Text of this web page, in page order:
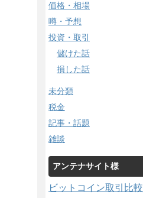
価格・相場
噂・予想
投資・取引
儲けた話
損した話
未分類
税金
記事・話題
雑談
アンテナサイト様
ビットコイン取引比